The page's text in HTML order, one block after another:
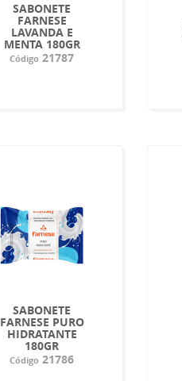
SABONETE
FARNESE
LAVANDA E
MENTA 180GR
Código 21787
SABONETE
FARNESE PURO
HIDRATANTE
180GR
Código 21786